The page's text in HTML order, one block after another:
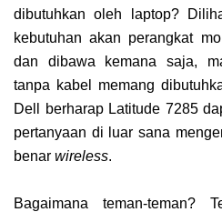
dibutuhkan oleh laptop?
kebutuhan akan perangkat
dan dibawa kemana saja,
tanpa kabel memang
Dell berharap Latitude 7285
pertanyaan di luar sana
benar wireless.
Bagaimana teman-teman?